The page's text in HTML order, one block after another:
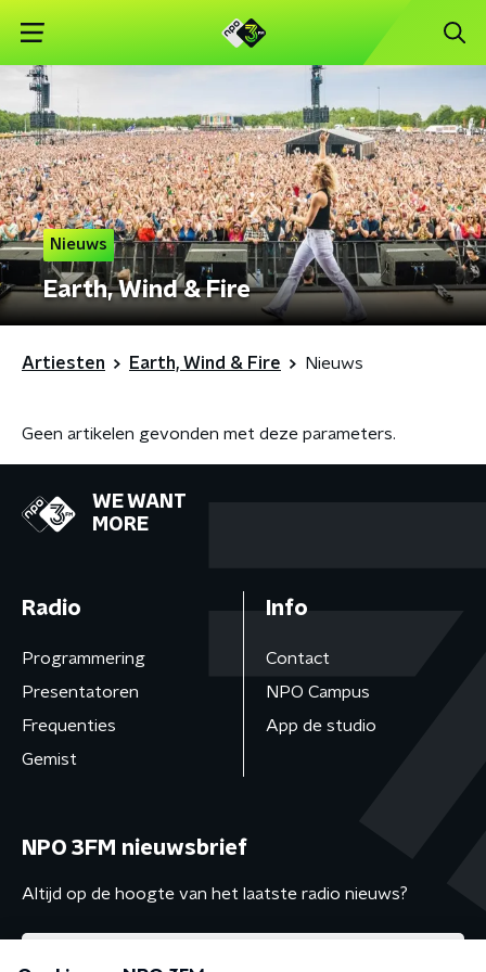
Nieuws
Earth, Wind & Fire
Artiesten Earth, Wind & Fire Nieuws
Geen artikelen gevonden met deze parameters.
WE WANT
MORE
Radio
Programmering
Presentatoren
Frequenties
Gemist
Info
Contact
NPO Campus
App de studio
NPO 3FM nieuwsbrief
Altijd op de hoogte van het laatste radio nieuws?